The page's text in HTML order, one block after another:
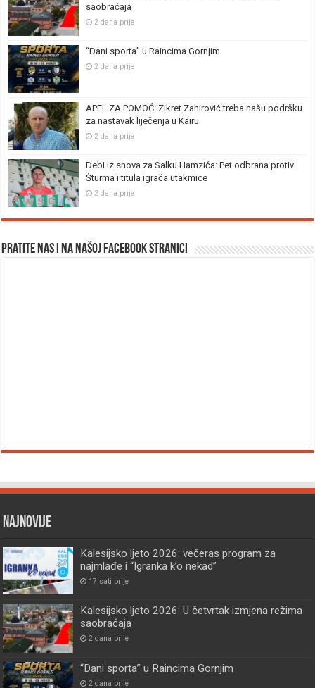
saobraćaja
2 dana prije
“Dani sporta” u Raincima Gornjim
2 dana prije
APEL ZA POMOĆ: Zikret Zahirović treba našu podršku
za nastavak liječenja u Kairu
2 dana prije
Debi iz snova za Salku Hamzića: Pet odbrana protiv
Šturma i titula igrača utakmice
2 dana prije
Pratite nas i na našoj facebook stranici
Najnovije
Kalesijsko ljeto 2026: večeras program za
najmlađe i “Igranka k’o nekad”
17 sati prije
Kalesijsko ljeto 2026: U četvrtak izmjena režima
saobraćaja
2 dana prije
“Dani sporta” u Raincima Gornjim
2 dana prije